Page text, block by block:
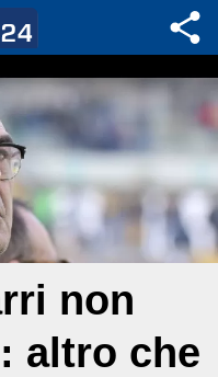
non
altro che